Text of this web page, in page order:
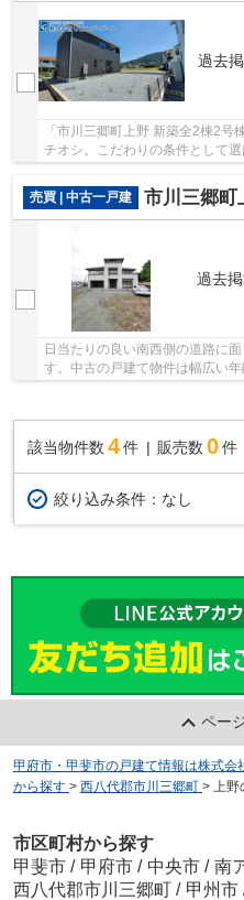
過去
「市川三郷町上野 新築全2棟2号
チオシ。こだわりの条件として
売買 | 中古一戸建
市川三郷町上野 Ｈ8
過去
日当たりの良い南西側の道路に
す。中古の戸建て物件は幅広い
該当物件数 4件 販売数 0 件
絞り込み条件： なし
ペー
甲府市・甲斐市の戸建て情報は株式会
から探す > 西八代郡市川三郷町 > 上野
市区町村から探す
甲斐市 / 甲府市 / 中央市 / 南
西八代郡市川三郷町 / 甲州市